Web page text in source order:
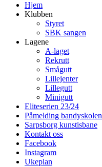
Hjem
Klubben
Styret
SBK sangen
Lagene
A-laget
Rekrutt
Smågutt
Lillejenter
Lillegutt
Minigutt
Eliteserien 23/24
Påmelding bandyskolen
Sarpsborg kunstisbane
Kontakt oss
Facebook
Instagram
Ukeplan